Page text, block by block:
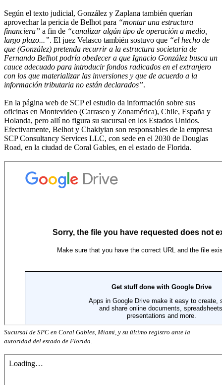
Según el texto judicial, González y Zaplana también querían
aprovechar la pericia de Belhot para “montar una estructura
financiera” a fin de “canalizar algún tipo de operación a medio,
largo plazo...”. El juez Velasco también sostuvo que “el hecho de
que (González) pretenda recurrir a la estructura societaria de
Fernando Belhot podría obedecer a que Ignacio González busca un
cauce adecuado para introducir fondos radicados en el extranjero
con los que materializar las inversiones y que de acuerdo a la
información tributaria no están declarados”.
En la página web de SCP el estudio da información sobre sus
oficinas en Montevideo (Carrasco y Zonamérica), Chile, España y
Holanda, pero allí no figura su sucursal en los Estados Unidos.
Efectivamente, Belhot y Chakiyian son responsables de la empresa
SCP Consultancy Services LLC, con sede en el 2030 de Douglas
Road, en la ciudad de Coral Gables, en el estado de Florida.
Sucursal de SPC en Coral Gables, Miami, y su último registro ante la
autoridad del estado de Florida.